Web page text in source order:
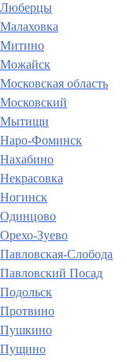
Люберцы
Малаховка
Митино
Можайск
Московская область
Московский
Мытищи
Наро-Фоминск
Нахабино
Некрасовка
Ногинск
Одинцово
Орехо-Зуево
Павловская-Слобода
Павловский Посад
Подольск
Протвино
Пушкино
Пущино